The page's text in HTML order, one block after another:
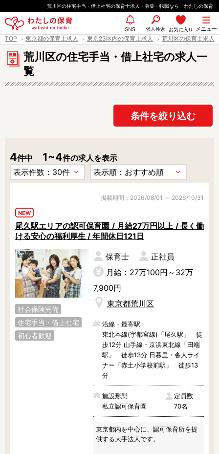
ー
の
先
頭
荒川区の住宅手当・借上社宅の保育士求人・募集・転職なら「わたしの保育」
メニュー
お気に入り
求人検索
SNS
TOP 東京都の保育士求人 東京23区内の保育士求人 荒川区の保育士求人
荒川区の住宅手当・借上社宅の求人一
覧
条件を絞り込む
4件中 1~4件の求人を表示
掲載期間：2026/08/01 ～ 2026/10/31
NEW
尾久駅エリアの認可保育園 / 月給27万円以上 / 長く働
ける安心の福利厚生 / 年間休日121日
社会保険完備
住宅手当・借上社宅
初心者歓迎
保育士
正社員
月給：27万100円～32万
7,900円
東京都荒川区
沿線・最寄駅
東北本線(宇都宮線)「尾久駅」 徒
歩12分 山手線・京浜東北線「田端
駅」 徒歩13分 日暮里・舎人ライ
ナー「赤土小学校前駅」 徒歩13
分
施設形態
私立認可保育園
定員数
70名
東京都内を中心に、認可保育所を提
供する大手法人です。
都道府県
エリア情報
職種
保育士
保育教諭
保育補助
幼稚園教諭
学童スタッフ
栄養士
調理補助
看護師
保育事務
その他
施設形態
公立保育園
私立認可保育園
認定こども園
小規模認可保育園
認可外保育園
病院内保育所
事業所内保育所
学童保育施設
児童館
児童発達支援事業所
テンダーの運営施設
土日祝休み